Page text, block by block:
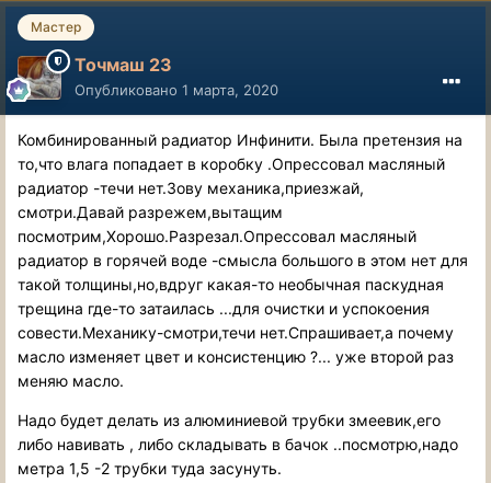
Мастер
Точмаш 23
Опубликовано 1 марта, 2020
Комбинированный радиатор Инфинити. Была претензия на
то,что влага попадает в коробку .Опрессовал масляный
радиатор -течи нет.Зову механика,приезжай,
смотри.Давай разрежем,вытащим
посмотрим,Хорошо.Разрезал.Опрессовал масляный
радиатор в горячей воде -смысла большого в этом нет для
такой толщины,но,вдруг какая-то необычная паскудная
трещина где-то затаилась ...для очистки и успокоения
совести.Механику-смотри,течи нет.Спрашивает,а почему
масло изменяет цвет и консистенцию ?... уже второй раз
меняю масло.
Надо будет делать из алюминиевой трубки змеевик,его
либо навивать , либо складывать в бачок ..посмотрю,надо
метра 1,5 -2 трубки туда засунуть.